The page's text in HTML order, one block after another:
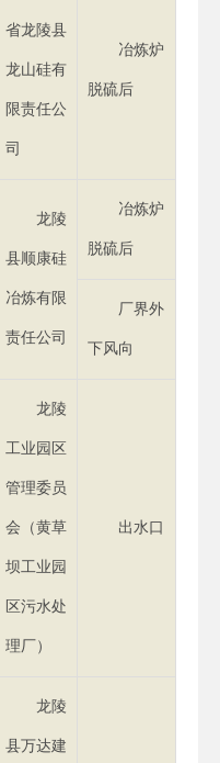
省龙陵县
龙山硅有
限责任公
司
冶炼炉
脱硫后
龙陵
县顺康硅
冶炼有限
责任公司
冶炼炉
脱硫后
厂界外
下风向
龙陵
工业园区
管理委员
会（黄草
坝工业园
区污水处
理厂）
出水口
龙陵
县万达建